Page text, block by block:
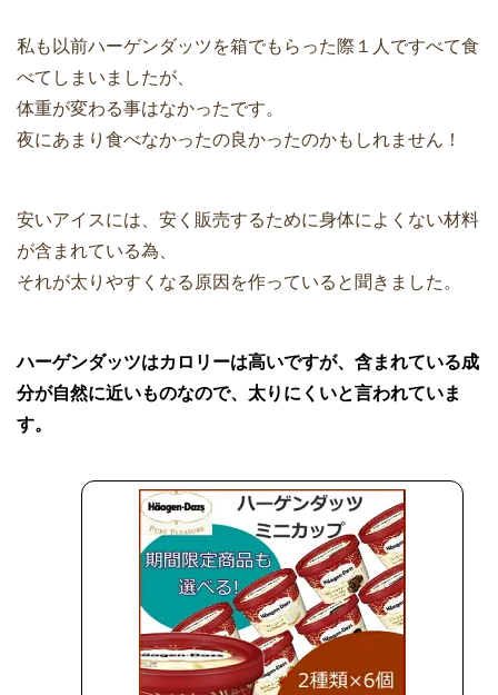
私も以前ハーゲンダッツを箱でもらった際１人ですべて食
べてしまいましたが、
体重が変わる事はなかったです。
夜にあまり食べなかったの良かったのかもしれません！
安いアイスには、安く販売するために身体によくない材料
が含まれている為、
それが太りやすくなる原因を作っていると聞きました。
ハーゲンダッツはカロリーは高いですが、含まれている成
分が自然に近いものなので、太りにくいと言われていま
す。